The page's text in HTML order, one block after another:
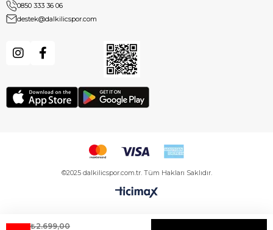
0850 333 36 06
destek@dalkilicspor.com
©2025 dalkilicspor.com.tr. Tüm Hakları Saklıdır.
₺2.699,00